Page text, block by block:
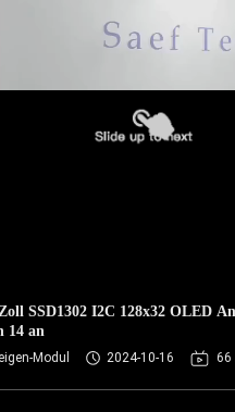
SSD1302 I2C 128x32 OLED
14 an
Modul 2024-10-16 66